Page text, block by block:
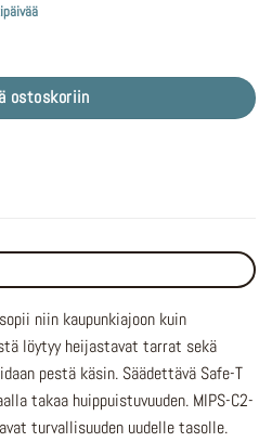
L (58-61cm) määrä
ostoskoriin
niin kaupunkiajoon kuin
löytyy heijastavat tarrat sekä
pestä käsin. Säädettävä Safe-T
takaa huippuistuvuuden. MIPS-C2-
turvallisuuden uudelle tasolle.